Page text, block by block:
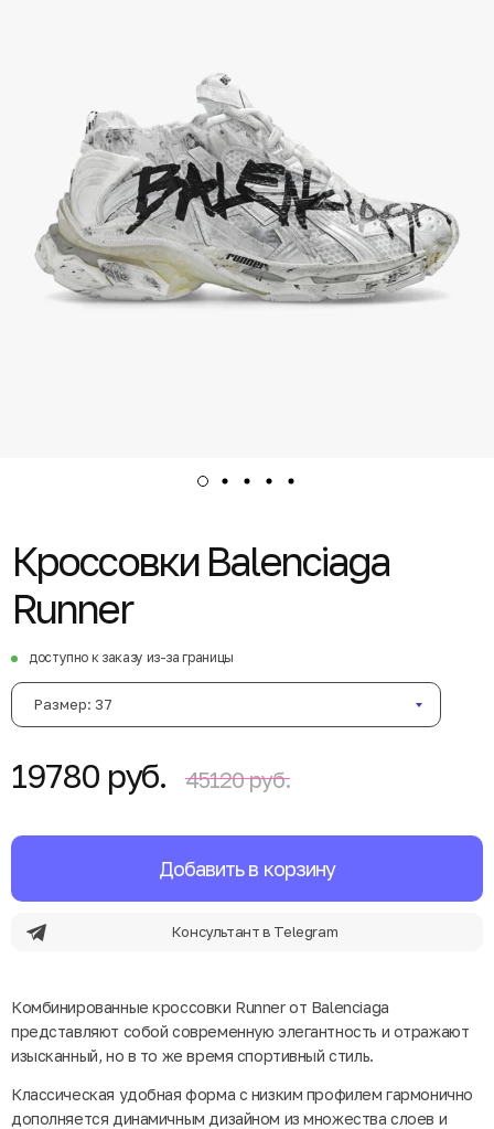
Кроссовки Balenciaga
Runner
доступно к заказу из-за границы
Размер: 37
19780 руб. 45120 руб.
Добавить в корзину
Консультант в Telegram
Комбинированные кроссовки Runner от Balenciaga
представляют собой современную элегантность и отражают
изысканный, но в то же время спортивный стиль.
Классическая удобная форма с низким профилем гармонично
дополняется динамичным дизайном из множества слоев и